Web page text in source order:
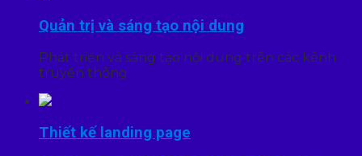
Quản trị và sáng tạo nội dung
Phát triển và sáng tạo nội dung trên các kênh
truyền thông
Thiết kế landing page